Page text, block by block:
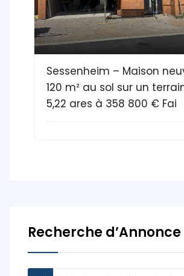
Sessenheim – Maison
120 m² au sol sur un
5,22 ares à 358 800 € Fai
Recherche d’Annonce